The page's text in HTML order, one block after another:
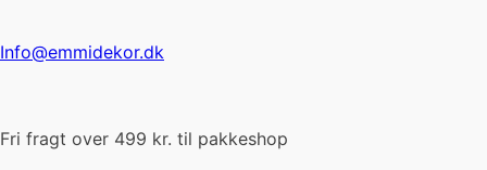
Info@emmidekor.dk
Fri fragt over 499 kr. til pakkeshop